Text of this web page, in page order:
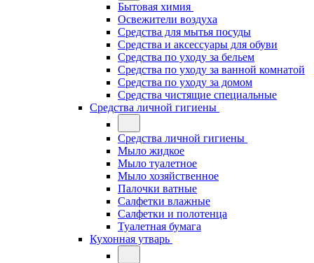
Бытовая химия
Освежители воздуха
Средства для мытья посуды
Средства и аксессуары для обуви
Средства по уходу за бельем
Средства по уходу за ванной комнатой
Средства по уходу за домом
Средства чистящие специальные
Средства личной гигиены
Средства личной гигиены
Мыло жидкое
Мыло туалетное
Мыло хозяйственное
Палочки ватные
Салфетки влажные
Салфетки и полотенца
Туалетная бумага
Кухонная утварь